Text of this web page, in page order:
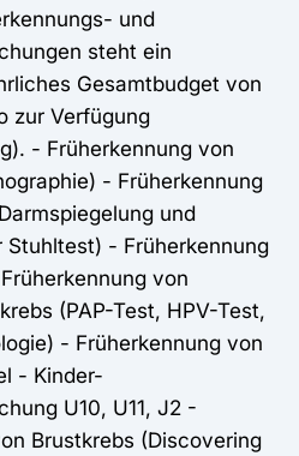
und
steht ein
Gesamtbudget von
zur Verfügung
- Früherkennung von
- Früherkennung
und
Stuhltest) - Früherkennung
von
(PAP-Test, HPV-Test,
- Früherkennung von
- Kinder-
U10, U11, J2 -
Brustkrebs (Discovering